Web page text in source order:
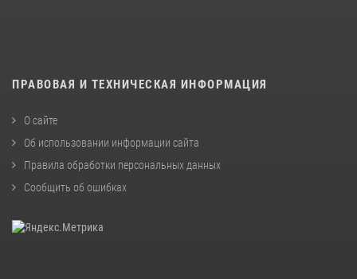
ПРАВОВАЯ И ТЕХНИЧЕСКАЯ ИНФОРМАЦИЯ
О сайте
Об использовании информации сайта
Правила обработки персональных данных
Сообщить об ошибках